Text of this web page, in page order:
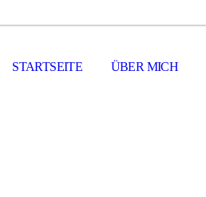
STARTSEITE ÜBER MICH